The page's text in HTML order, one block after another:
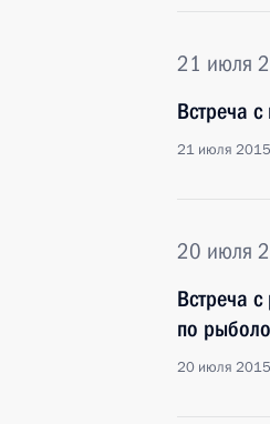
21 июля
Встреча
21 июля
20 июля
Встреча
по
20 июля